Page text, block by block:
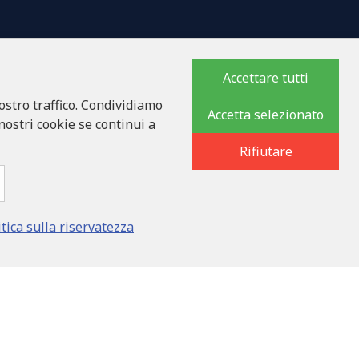
iela 32 - 7, LV-1046
traffico. Condividiamo
cookie se continui a
sulla riservatezza
Accettare tutti
Accetta selezionato
Rifiutare